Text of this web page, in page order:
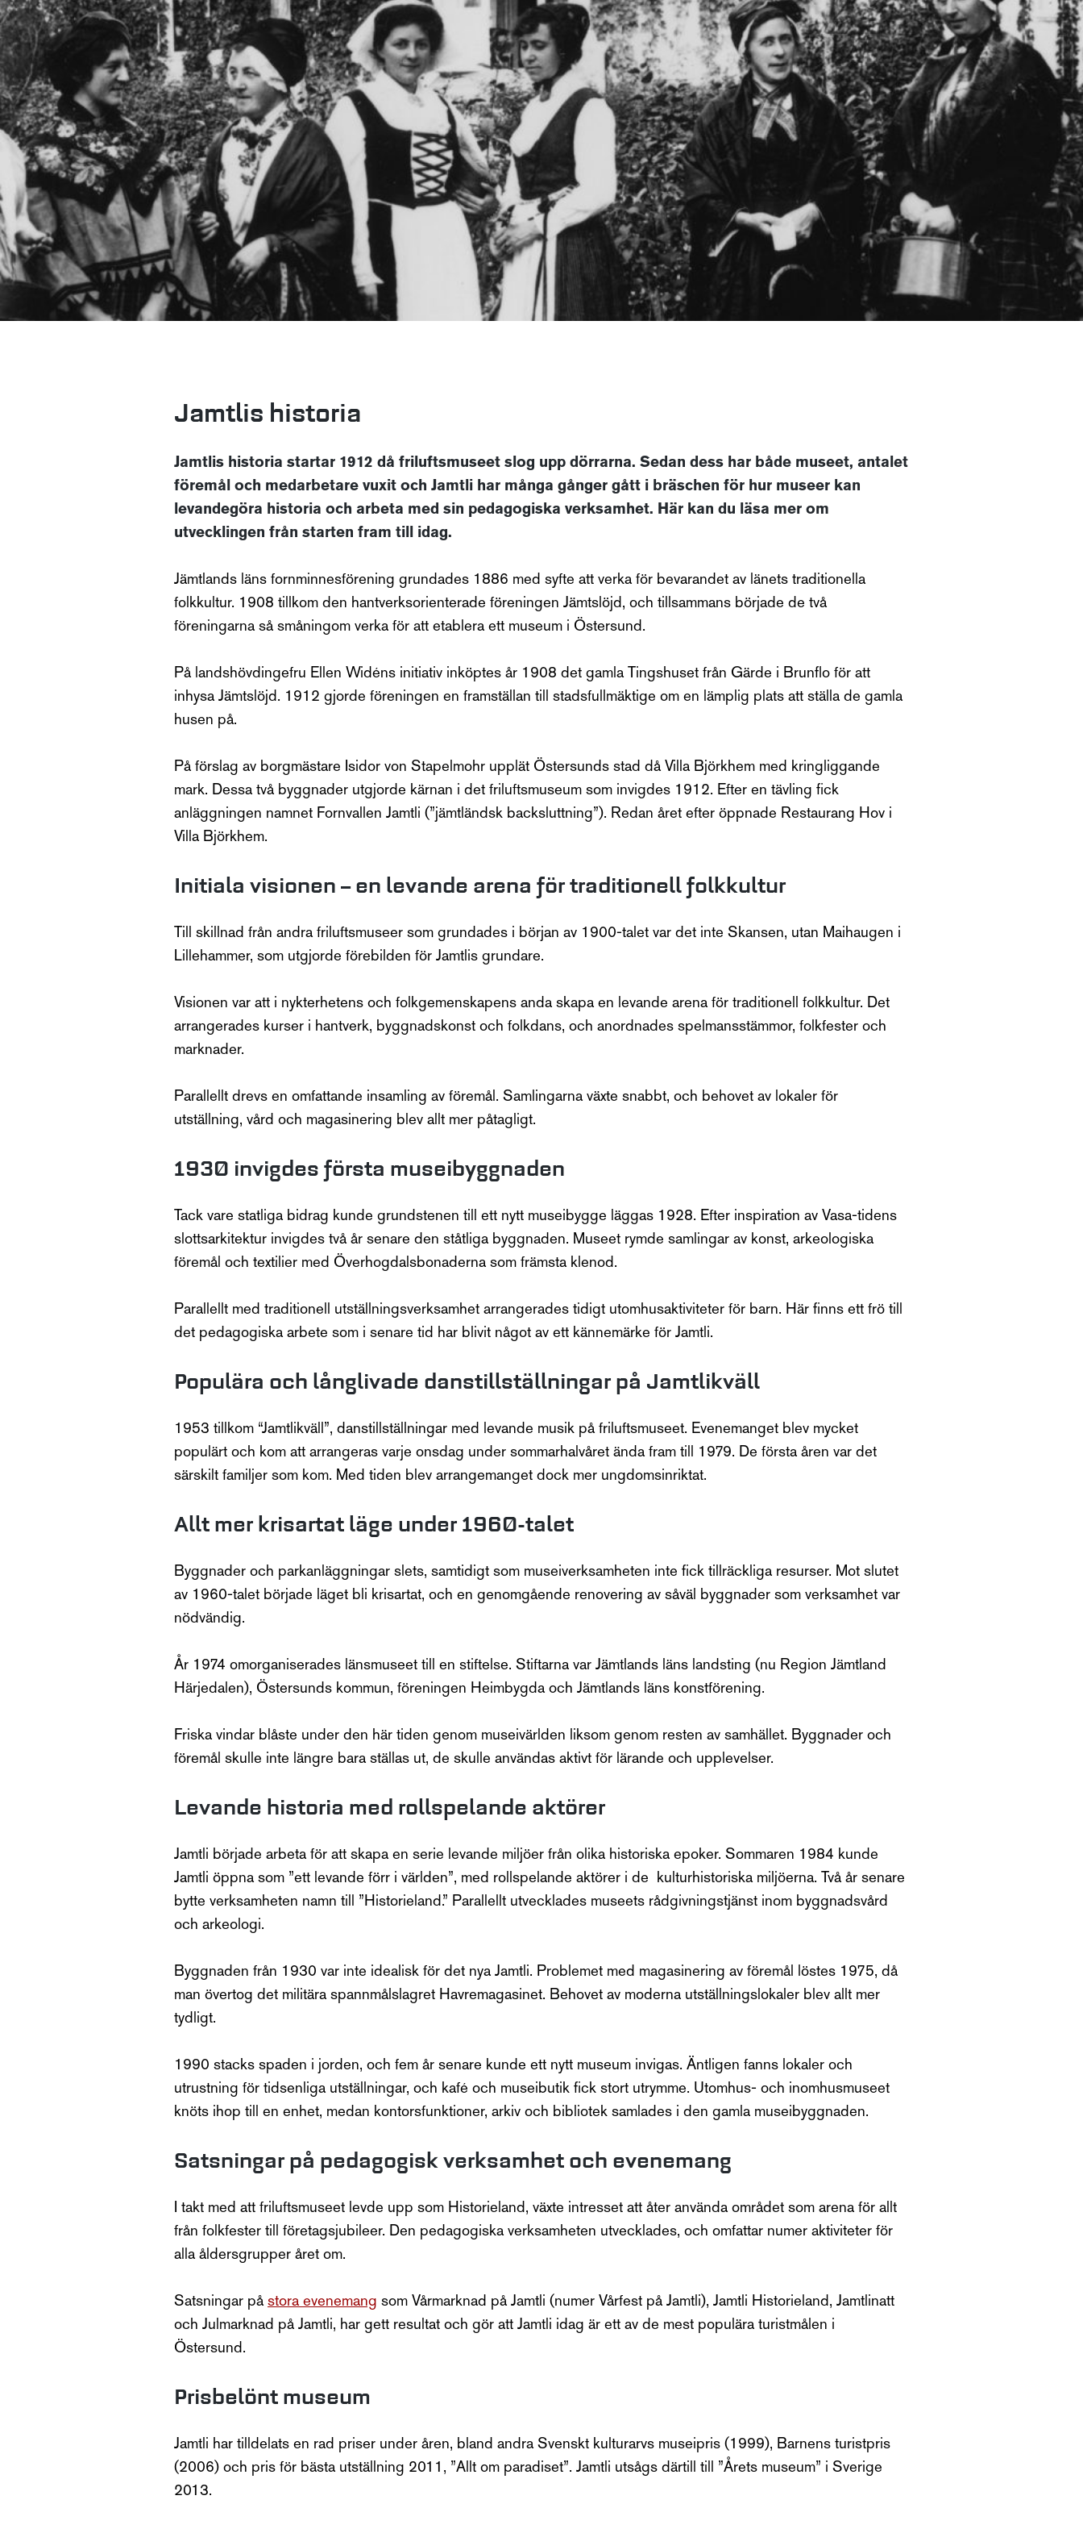
Jamtlis historia
Jamtlis historia startar 1912 då friluftsmuseet slog upp dörrarna. Sedan dess har både museet, antalet
föremål och medarbetare vuxit och Jamtli har många gånger gått i bräschen för hur museer kan
levandegöra historia och arbeta med sin pedagogiska verksamhet. Här kan du läsa mer om
utvecklingen från starten fram till idag.
Jämtlands läns fornminnesförening grundades 1886 med syfte att verka för bevarandet av länets traditionella
folkkultur. 1908 tillkom den hantverksorienterade föreningen Jämtslöjd, och tillsammans började de två
föreningarna så småningom verka för att etablera ett museum i Östersund.
På landshövdingefru Ellen Widéns initiativ inköptes år 1908 det gamla Tingshuset från Gärde i Brunflo för att
inhysa Jämtslöjd. 1912 gjorde föreningen en framställan till stadsfullmäktige om en lämplig plats att ställa de gamla
husen på.
På förslag av borgmästare Isidor von Stapelmohr upplät Östersunds stad då Villa Björkhem med kringliggande
mark. Dessa två byggnader utgjorde kärnan i det friluftsmuseum som invigdes 1912. Efter en tävling fick
anläggningen namnet Fornvallen Jamtli (”jämtländsk backsluttning”). Redan året efter öppnade Restaurang Hov i
Villa Björkhem.
Initiala visionen – en levande arena för traditionell folkkultur
Till skillnad från andra friluftsmuseer som grundades i början av 1900-talet var det inte Skansen, utan Maihaugen i
Lillehammer, som utgjorde förebilden för Jamtlis grundare.
Visionen var att i nykterhetens och folkgemenskapens anda skapa en levande arena för traditionell folkkultur. Det
arrangerades kurser i hantverk, byggnadskonst och folkdans, och anordnades spelmansstämmor, folkfester och
marknader.
Parallellt drevs en omfattande insamling av föremål. Samlingarna växte snabbt, och behovet av lokaler för
utställning, vård och magasinering blev allt mer påtagligt.
1930 invigdes första museibyggnaden
Tack vare statliga bidrag kunde grundstenen till ett nytt museibygge läggas 1928. Efter inspiration av Vasa-tidens
slottsarkitektur invigdes två år senare den ståtliga byggnaden. Museet rymde samlingar av konst, arkeologiska
föremål och textilier med Överhogdalsbonaderna som främsta klenod.
Parallellt med traditionell utställningsverksamhet arrangerades tidigt utomhusaktiviteter för barn. Här finns ett frö till
det pedagogiska arbete som i senare tid har blivit något av ett kännemärke för Jamtli.
Populära och långlivade danstillställningar på Jamtlikväll
1953 tillkom “Jamtlikväll”, danstillställningar med levande musik på friluftsmuseet. Evenemanget blev mycket
populärt och kom att arrangeras varje onsdag under sommarhalvåret ända fram till 1979. De första åren var det
särskilt familjer som kom. Med tiden blev arrangemanget dock mer ungdomsinriktat.
Allt mer krisartat läge under 1960-talet
Byggnader och parkanläggningar slets, samtidigt som museiverksamheten inte fick tillräckliga resurser. Mot slutet
av 1960-talet började läget bli krisartat, och en genomgående renovering av såväl byggnader som verksamhet var
nödvändig.
År 1974 omorganiserades länsmuseet till en stiftelse. Stiftarna var Jämtlands läns landsting (nu Region Jämtland
Härjedalen), Östersunds kommun, föreningen Heimbygda och Jämtlands läns konstförening.
Friska vindar blåste under den här tiden genom museivärlden liksom genom resten av samhället. Byggnader och
föremål skulle inte längre bara ställas ut, de skulle användas aktivt för lärande och upplevelser.
Levande historia med rollspelande aktörer
Jamtli började arbeta för att skapa en serie levande miljöer från olika historiska epoker. Sommaren 1984 kunde
Jamtli öppna som ”ett levande förr i världen”, med rollspelande aktörer i de kulturhistoriska miljöerna. Två år senare
bytte verksamheten namn till ”Historieland.” Parallellt utvecklades museets rådgivningstjänst inom byggnadsvård
och arkeologi.
Byggnaden från 1930 var inte idealisk för det nya Jamtli. Problemet med magasinering av föremål löstes 1975, då
man övertog det militära spannmålslagret Havremagasinet. Behovet av moderna utställningslokaler blev allt mer
tydligt.
1990 stacks spaden i jorden, och fem år senare kunde ett nytt museum invigas. Äntligen fanns lokaler och
utrustning för tidsenliga utställningar, och kafé och museibutik fick stort utrymme. Utomhus- och inomhusmuseet
knöts ihop till en enhet, medan kontorsfunktioner, arkiv och bibliotek samlades i den gamla museibyggnaden.
Satsningar på pedagogisk verksamhet och evenemang
I takt med att friluftsmuseet levde upp som Historieland, växte intresset att åter använda området som arena för allt
från folkfester till företagsjubileer. Den pedagogiska verksamheten utvecklades, och omfattar numer aktiviteter för
alla åldersgrupper året om.
Satsningar på stora evenemang som Vårmarknad på Jamtli (numer Vårfest på Jamtli), Jamtli Historieland, Jamtlinatt
och Julmarknad på Jamtli, har gett resultat och gör att Jamtli idag är ett av de mest populära turistmålen i
Östersund.
Prisbelönt museum
Jamtli har tilldelats en rad priser under åren, bland andra Svenskt kulturarvs museipris (1999), Barnens turistpris
(2006) och pris för bästa utställning 2011, ”Allt om paradiset”. Jamtli utsågs därtill till ”Årets museum” i Sverige
2013.